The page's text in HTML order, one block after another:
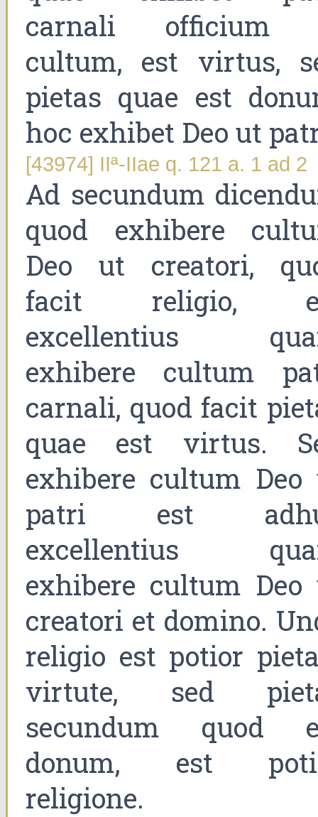
carnali officium
cultum, est virtus,
pietas quae est
hoc exhibet Deo ut
[43974] IIª-IIae q. 121 a. 1 ad 2
Ad secundum
quod exhibere
Deo ut creatori,
facit religio,
excellentius
exhibere cultum
carnali, quod facit
quae est virtus.
exhibere cultum Deo
patri est
excellentius
exhibere cultum Deo
creatori et domino.
religio est potior
virtute, sed
secundum quod
donum, est
religione.